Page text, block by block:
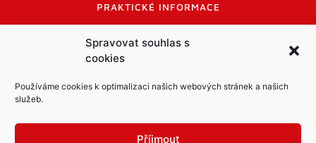
Spravovat souhlas s
cookies
Používáme cookies k optimalizaci našich webových stránek a našich
služeb.
Příjmout
PRAKTICKÉ INFORMACE
INFORMACE A KODEX DISKUTUJÍCÍCH
LOGO A LOGO MANUÁL